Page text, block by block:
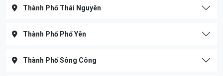
Thành Phố Thái Nguyên
Thành Phố Phổ Yên
Thành Phố Sông Công